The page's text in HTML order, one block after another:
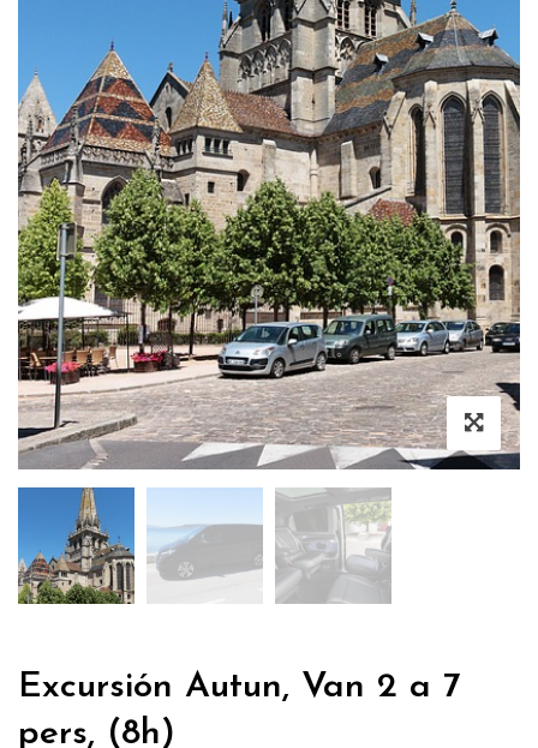
Excursión Autun, Van 2 a 7
pers, (8h)